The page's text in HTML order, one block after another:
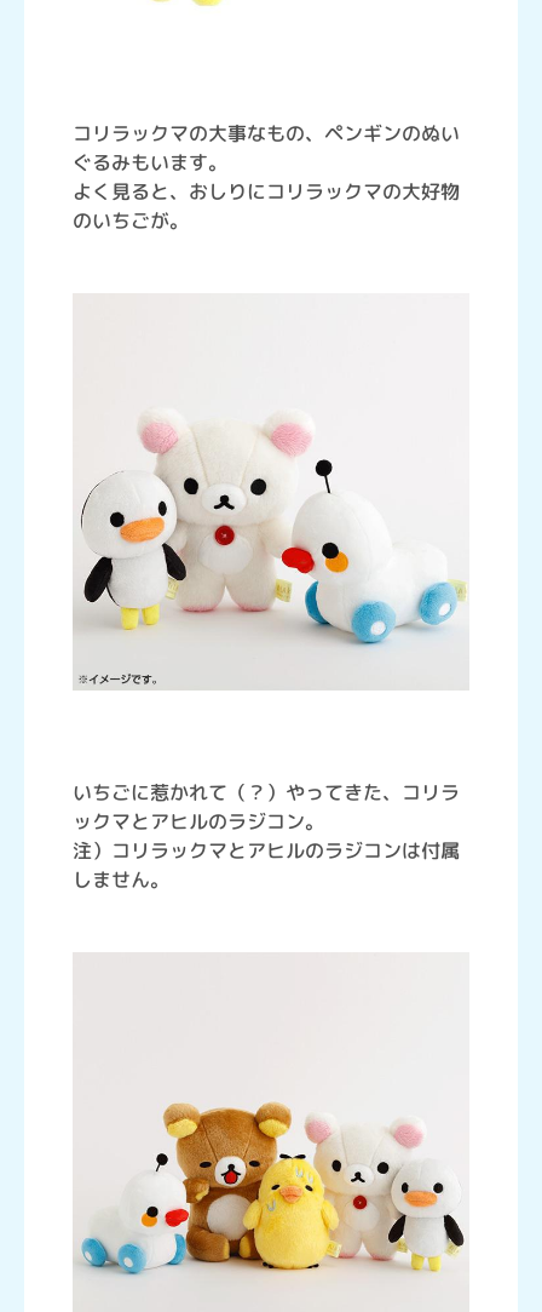
コリラックマの大事なもの、ペンギンのぬい
ぐるみもいます。
よく見ると、おしりにコリラックマの大好物
のいちごが。
いちごに惹かれて（？）やってきた、コリラ
ックマとアヒルのラジコン。
注）コリラックマとアヒルのラジコンは付属
しません。